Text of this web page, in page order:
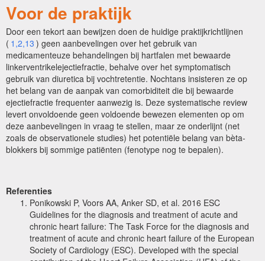
Voor de praktijk
Door een tekort aan bewijzen doen de huidige praktijkrichtlijnen
( 1,2,13 ) geen aanbevelingen over het gebruik van
medicamenteuze behandelingen bij hartfalen met bewaarde
linkerventrikelejectiefractie, behalve over het symptomatisch
gebruik van diuretica bij vochtretentie. Nochtans insisteren ze op
het belang van de aanpak van comorbiditeit die bij bewaarde
ejectiefractie frequenter aanwezig is. Deze systematische review
levert onvoldoende geen voldoende bewezen elementen op om
deze aanbevelingen in vraag te stellen, maar ze onderlijnt (net
zoals de observationele studies) het potentiële belang van bèta-
blokkers bij sommige patiënten (fenotype nog te bepalen).
Referenties
Ponikowski P, Voors AA, Anker SD, et al. 2016 ESC
Guidelines for the diagnosis and treatment of acute and
chronic heart failure: The Task Force for the diagnosis and
treatment of acute and chronic heart failure of the European
Society of Cardiology (ESC). Developed with the special